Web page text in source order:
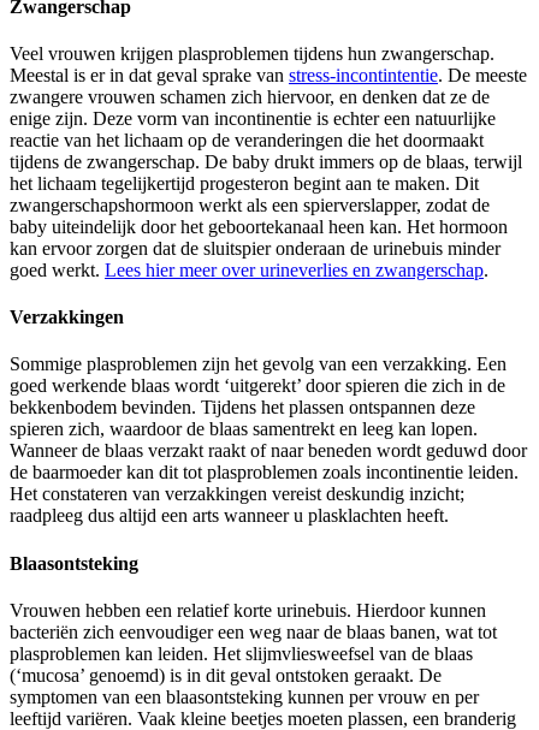
Zwangerschap
Veel vrouwen krijgen plasproblemen tijdens hun zwangerschap.
Meestal is er in dat geval sprake van stress-incontintentie. De meeste
zwangere vrouwen schamen zich hiervoor, en denken dat ze de
enige zijn. Deze vorm van incontinentie is echter een natuurlijke
reactie van het lichaam op de veranderingen die het doormaakt
tijdens de zwangerschap. De baby drukt immers op de blaas, terwijl
het lichaam tegelijkertijd progesteron begint aan te maken. Dit
zwangerschapshormoon werkt als een spierverslapper, zodat de
baby uiteindelijk door het geboortekanaal heen kan. Het hormoon
kan ervoor zorgen dat de sluitspier onderaan de urinebuis minder
goed werkt. Lees hier meer over urineverlies en zwangerschap.
Verzakkingen
Sommige plasproblemen zijn het gevolg van een verzakking. Een
goed werkende blaas wordt ‘uitgerekt’ door spieren die zich in de
bekkenbodem bevinden. Tijdens het plassen ontspannen deze
spieren zich, waardoor de blaas samentrekt en leeg kan lopen.
Wanneer de blaas verzakt raakt of naar beneden wordt geduwd door
de baarmoeder kan dit tot plasproblemen zoals incontinentie leiden.
Het constateren van verzakkingen vereist deskundig inzicht;
raadpleeg dus altijd een arts wanneer u plasklachten heeft.
Blaasontsteking
Vrouwen hebben een relatief korte urinebuis. Hierdoor kunnen
bacteriën zich eenvoudiger een weg naar de blaas banen, wat tot
plasproblemen kan leiden. Het slijmvliesweefsel van de blaas
(‘mucosa’ genoemd) is in dit geval ontstoken geraakt. De
symptomen van een blaasontsteking kunnen per vrouw en per
leeftijd variëren. Vaak kleine beetjes moeten plassen, een branderig